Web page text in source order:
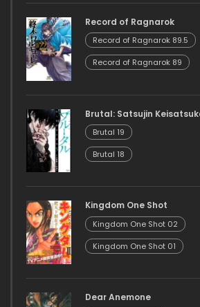
Record of Ragnarok
Record of Ragnarok 89.5
Record of Ragnarok 89
Brutal: Satsujin
Brutal 19
Brutal 18
Kingdom One Shot
Kingdom One Shot 02
Kingdom One Shot 01
Dear Anemone